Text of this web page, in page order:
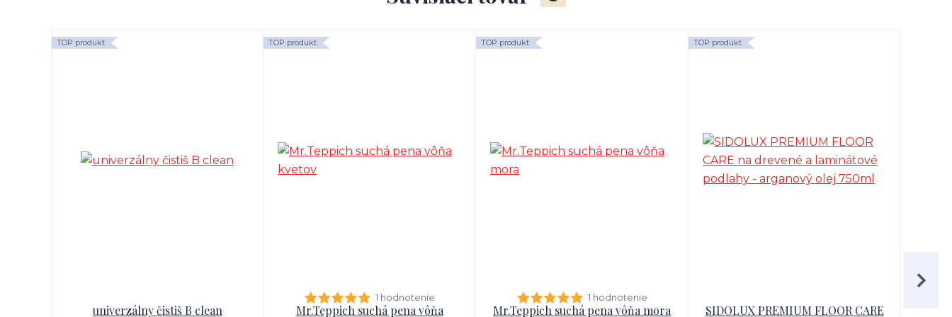
TOP produkt
univerzálny čistiš B clean
TOP produkt
1 hodnotenie
Mr.Teppich suchá pena vôňa
TOP produkt
1 hodnotenie
Mr.Teppich suchá pena vôňa mora
TOP produkt
SIDOLUX PREMIUM FLOOR CARE